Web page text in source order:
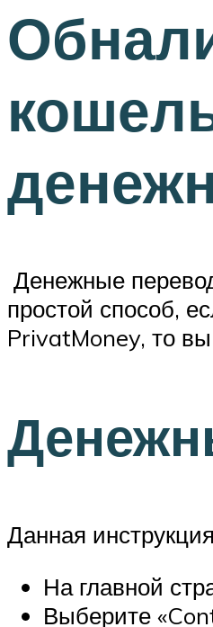
Денежные
простой способ,
PrivatMoney, то
Данная
На главной
Выберите